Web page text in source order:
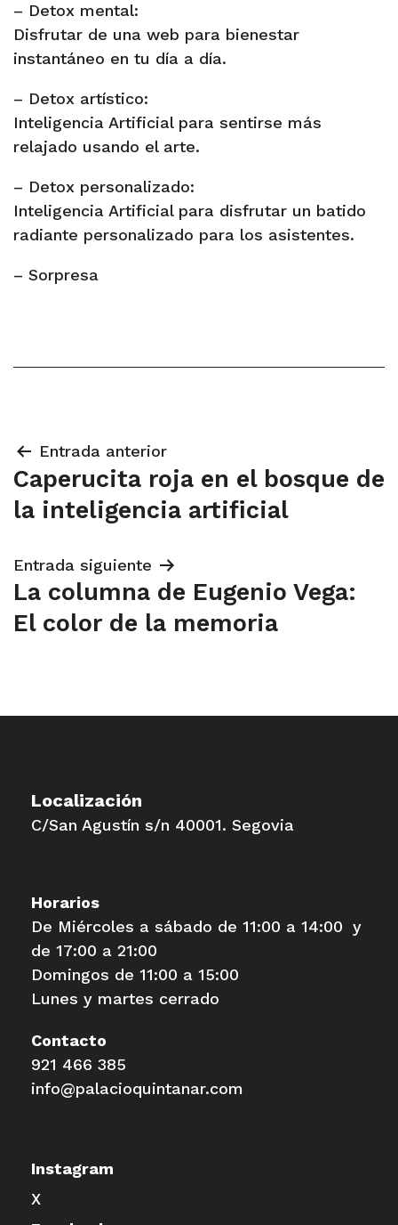
– Detox mental:
Disfrutar de una web para bienestar
instantáneo en tu día a día.
– Detox artístico:
Inteligencia Artificial para sentirse más
relajado usando el arte.
– Detox personalizado:
Inteligencia Artificial para disfrutar un batido
radiante personalizado para los asistentes.
– Sorpresa
Navegación
de
entradas
Entrada anterior
Caperucita roja en el bosque de
la inteligencia artificial
Entrada siguiente
La columna de Eugenio Vega:
El color de la memoria
Localización
C/San Agustín s/n 40001. Segovia
Horarios
De Miércoles a sábado de 11:00 a 14:00 y
de 17:00 a 21:00
Domingos de 11:00 a 15:00
Lunes y martes cerrado
Contacto
921 466 385
info@palacioquintanar.com
Instagram
X